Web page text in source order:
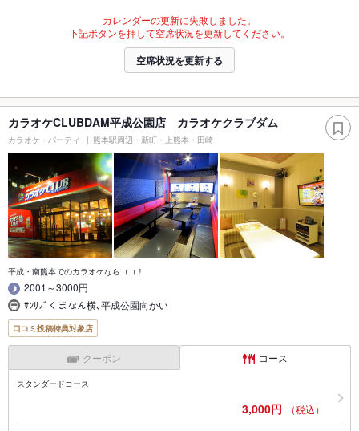
カレンダーの更新に失敗しました。
下記ボタンを押して空席状況を更新してください。
空席状況を更新する
カラオケCLUBDAM平成公園店 カラオケクラブダム
カラオケ・パーティ 熊本駅周辺・新町・上熊本・田崎
平成・南熊本でのカラオケならココ！
2001～3000円
ｻﾝﾘﾌﾞくまなん横､平成公園向かい
口コミ投稿特典対象店
クーポン コース
スタンダードコース
3,000円 （税込）